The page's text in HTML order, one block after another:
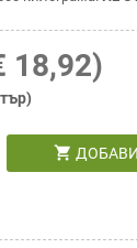
18,92)
shopping_cart